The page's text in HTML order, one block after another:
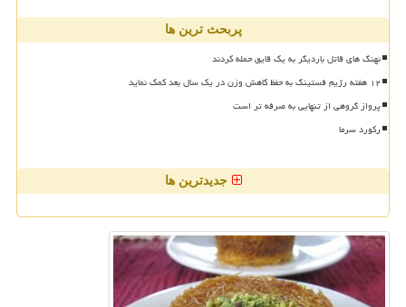
پربحث ترین ها
نهنگ های قاتل باردیگر به یک قایق حمله کردند
۱۲ هفته رژیم فستینگ به حفظ کاهش وزن در یک سال بعد کمک نماید
پرواز گروهی از تنهایی به صرفه تر است
رکورد سرما
جدیدترین ها